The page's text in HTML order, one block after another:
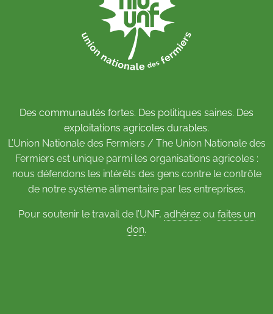
Des communautés fortes. Des politiques saines. Des
exploitations agricoles durables.
L’Union Nationale des Fermiers / The Union Nationale des
Fermiers est unique parmi les organisations agricoles :
nous défendons les intérêts des gens contre le contrôle
de notre système alimentaire par les entreprises.
Pour soutenir le travail de l’UNF, adhérezou faites un
don.